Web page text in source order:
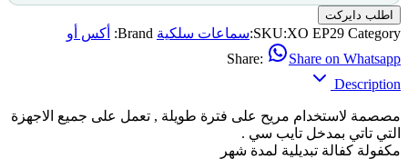
اطلب دايركت
SKU:XO EP29 Category: سماعات سلكية Brand:
أكس أو
Share:
Share on Whatsapp
Description
مصصمة لاستخدام مريح على فترة طويلة , تعمل على جميع الاجهزة
التي تاتي بمدخل تايب سي .
مكفولة كفالة تبديلية لمدة شهر